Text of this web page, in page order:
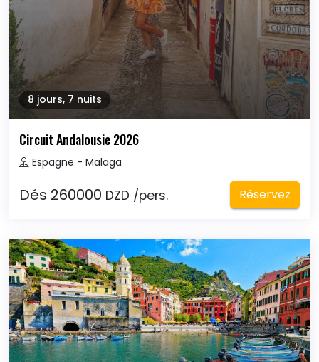
8 jours, 7 nuits
Circuit Andalousie 2026
Espagne - Malaga
Dés 260000 DZD /pers. Réservez